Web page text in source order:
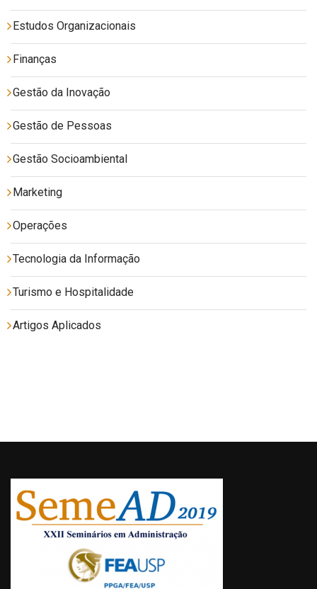
Estudos Organizacionais
Finanças
Gestão da Inovação
Gestão de Pessoas
Gestão Socioambiental
Marketing
Operações
Tecnologia da Informação
Turismo e Hospitalidade
Artigos Aplicados